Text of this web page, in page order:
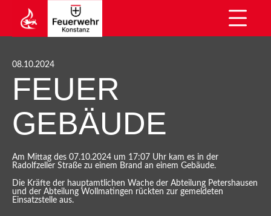
08.10.2024
FEUER
GEBÄUDE
Am Mittag des 07.10.2024 um 17:07 Uhr kam es in der
Radolfzeller Straße zu einem Brand an einem Gebäude.
Die Kräfte der hauptamtlichen Wache der Abteilung Petershausen
und der Abteilung Wollmatingen rückten zur gemeldeten
Einsatzstelle aus.